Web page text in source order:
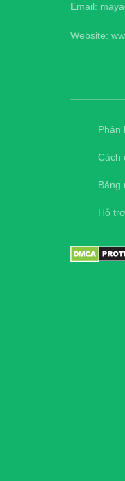
Email:
Website:
Phân
Cách
Bảng
Hỗ